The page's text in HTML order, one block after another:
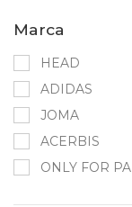
Marca
HEAD
ADIDAS
JOMA
ACERBIS
ONLY FOR